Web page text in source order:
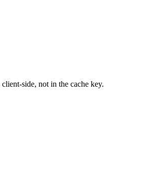
side, not in the cache key.